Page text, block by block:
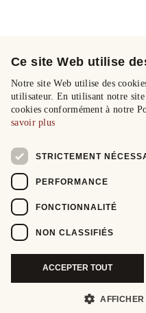
Ce site Web utilise
Notre site Web utilise des
utilisateur. En utilisant notre site
cookies conformément à notre
savoir plus
STRICTEMENT
PERFORMANCE
FONCTIONNALITÉ
NON CLASSIFIÉS
ACCEPTER TOUT